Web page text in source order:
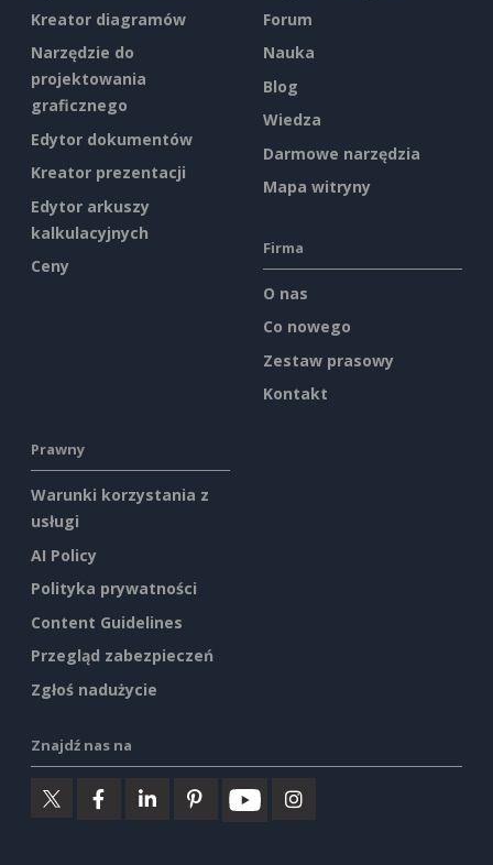
Kreator diagramów
Narzędzie do
projektowania
graficznego
Edytor dokumentów
Kreator prezentacji
Edytor arkuszy
kalkulacyjnych
Ceny
Forum
Nauka
Blog
Wiedza
Darmowe narzędzia
Mapa witryny
Firma
O nas
Co nowego
Zestaw prasowy
Kontakt
Prawny
Warunki korzystania z
usługi
AI Policy
Polityka prywatności
Content Guidelines
Przegląd zabezpieczeń
Zgłoś nadużycie
Znajdź nas na